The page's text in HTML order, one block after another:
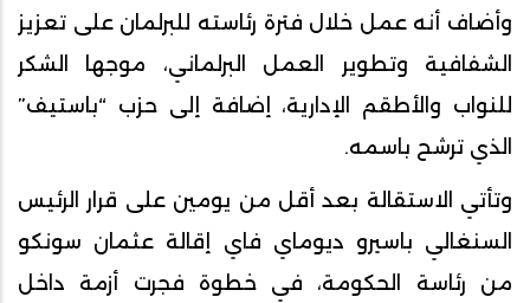
وأضاف أنه عمل خلال فترة رئاسته للبرلمان على تعزيز
الشفافية وتطوير العمل البرلماني، موجها الشكر
للنواب والأطقم الإدارية، إضافة إلى حزب “باستيف”
الذي ترشح باسمه.
وتأتي الاستقالة بعد أقل من يومين على قرار الرئيس
السنغالي باسيرو ديوماي فاي إقالة عثمان سونكو
من رئاسة الحكومة، في خطوة فجرت أزمة داخل